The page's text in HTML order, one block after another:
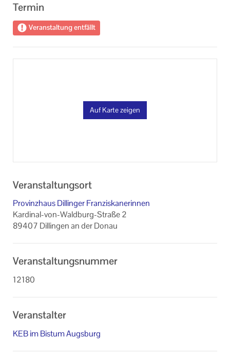
Termin
Veranstaltung entfällt
Auf Karte zeigen
Veranstaltungsort
Provinzhaus Dillinger Franziskanerinnen
Kardinal-von-Waldburg-Straße 2
89407 Dillingen an der Donau
Veranstaltungsnummer
12180
Veranstalter
KEB im Bistum Augsburg